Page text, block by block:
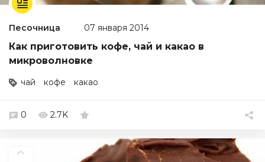
Песочница 07 января 2014
Как приготовить кофе, чай и какао в
микроволновке
чай кофе какао
0 2.7K